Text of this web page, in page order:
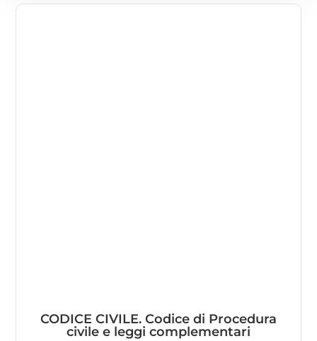
CODICE CIVILE. Codice di Procedura
civile e leggi complementari